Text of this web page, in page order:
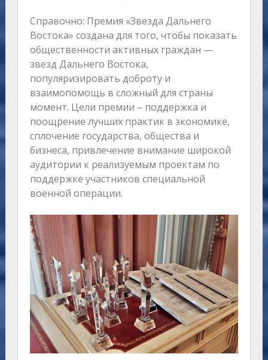
Справочно: Премия «Звезда Дальнего
Востока» создана для того, чтобы показать
общественности активных граждан —
звезд Дальнего Востока,
популяризировать доброту и
взаимопомощь в сложный для страны
момент. Цели премии – поддержка и
поощрение лучших практик в экономике,
сплочение государства, общества и
бизнеса, привлечение внимание широкой
аудитории к реализуемым проектам по
поддержке участников специальной
военной операции.